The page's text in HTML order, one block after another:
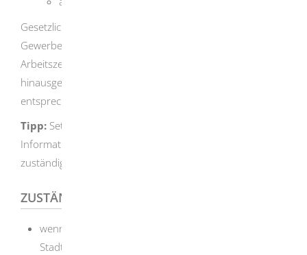
Gesetzliche Ausnahmen finden Sie in der
Gewerbeordnung und in sonstigen
Arbeitszeitschutzvorschriften. Für darüber
hinausgehende Ausnahmen benötigen Sie eine
entsprechende Genehmigung.
Tipp: Setzen Sie sich zur Klärung von Fragen und zur
Information über die geltenden Vorschriften mit der
zuständigen Behörde in Verbindung.
ZUSTÄNDIGE STELLE
wenn Sie die Ausnahme für das Gebiet eines
Stadtkreises oder einer Großen Kreisstadt